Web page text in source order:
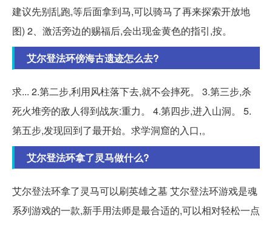
建议先别乱跑,等后面拿到马,可以骑马了再来探索开放地
图) 2、激活旁边的赐福后,会出现金黄色的指引,按。
艾尔登法环傍海古遗迹怎么去?
求... 2.第二步,利用风柱落下去,就不会摔死。 3.第三步,杀
死火堆旁的敌人得到战灰:重力。 4.第四步,进入山洞。 5.
第五步,发现回到了最开始。求学洞窟的入口,。
艾尔登法环拿了灵马做什么?
艾尔登法环拿了灵马可以刷英雄之墓 艾尔登法环游戏是魂
系列游戏的一款,新手用法师是最合适的,可以相对轻松一点